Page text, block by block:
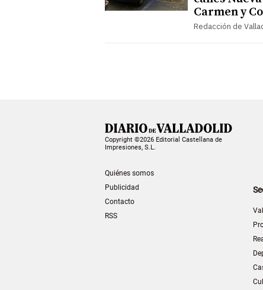
Carmen y
Redacción de
Copyright ©2026 Editorial Castellana de
Impresiones, S.L.
Quiénes somos
Publicidad
Contacto
RSS